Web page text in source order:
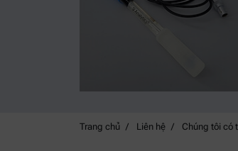
Trang chủ Liên hệ Chúng tôi có